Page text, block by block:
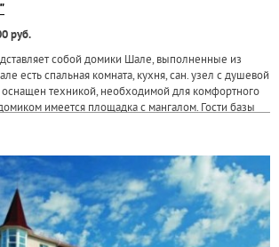
руб.
собой домики Шале, выполненные из
есть спальная комната, кухня, сан. узел с душевой
техникой, необходимой для комфортного
имеется площадка с мангалом. Гости базы